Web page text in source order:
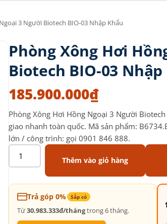
3 Người Biotech BIO-03 Nhập Khẩu
Phòng Xông Hơi
Biotech BIO-03 Nhập
185.900.000₫
Phòng Xông Hơi Hồng Ngoại 3 Người
giao nhanh toàn quốc. Mã sản phẩm:
lớn / công trình: gọi 0901 846 888.
Thêm vào giỏ hàng
Trả góp 0% Sắp có
Từ30.983.333đ/thángtrong 6 tháng.